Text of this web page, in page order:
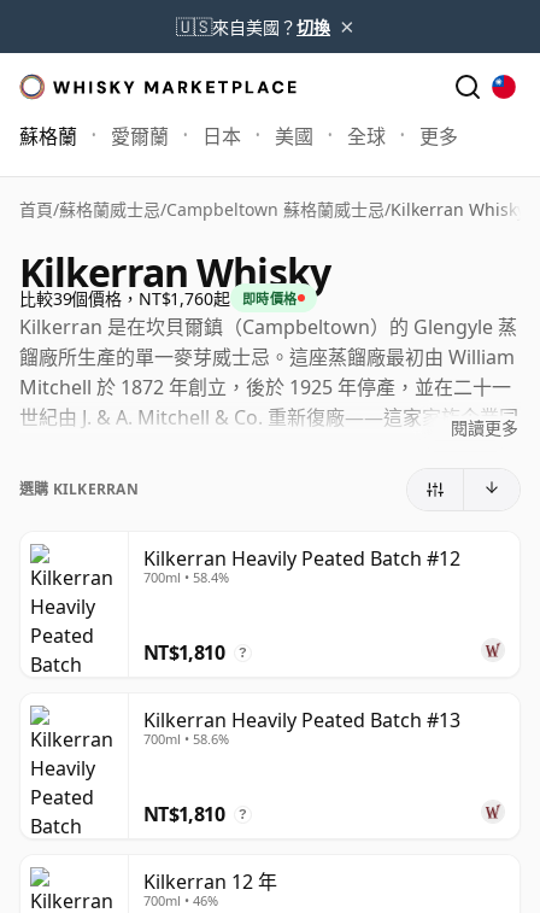
🇺🇸來自美國？切換 ×
蘇格蘭 愛爾蘭 日本 美國 全球 更多
首頁/蘇格蘭威士忌/Campbeltown 蘇格蘭威士忌/Kilkerran Whisky
Kilkerran Whisky
比較39個價格，NT$1,760起 即時價格
Kilkerran 是在坎貝爾鎮（Campbeltown）的 Glengyle 蒸
餾廠所生產的單一麥芽威士忌。這座蒸餾廠最初由 William
Mitchell 於 1872 年創立，後於 1925 年停產，並在二十一
世紀由 J. & A. Mitchell & Co. 重新復廠——這家家族企業同
雖然蒸餾廠名為 Glengyle，但威士忌以 Kilkerran 之名銷
蘭威士忌的標準而言，Kilkerran 的產量相當有限，且與
Springbank 關係密切，兩者共用同一生產團隊，並秉持極
為傳統的釀造方式——地板發麥在 Springbank 進行，裝瓶
則在坎貝爾鎮完成。
度（Cask Strength）版本和重泥煤（Heavily Peated）批
次。其風格鮮明地展現坎貝爾鎮特色：輕煙燻、油潤而帶有
海岸氣息，帶有麥芽、柑橘、果園水果、鹹味、香草、胡椒
及大地辛香的風味。原桶強度與重泥煤表現帶來更強烈的層
Kilkerran 已成為當代坎貝爾鎮威士忌中最受推崇的名字之
閱讀更多
選購 KILKERRAN
Kilkerran Heavily Peated Batch #12
700ml • 58.4%
NT$1,810 ?
Kilkerran Heavily Peated Batch #13
700ml • 58.6%
NT$1,810 ?
Kilkerran 12 年
700ml • 46%